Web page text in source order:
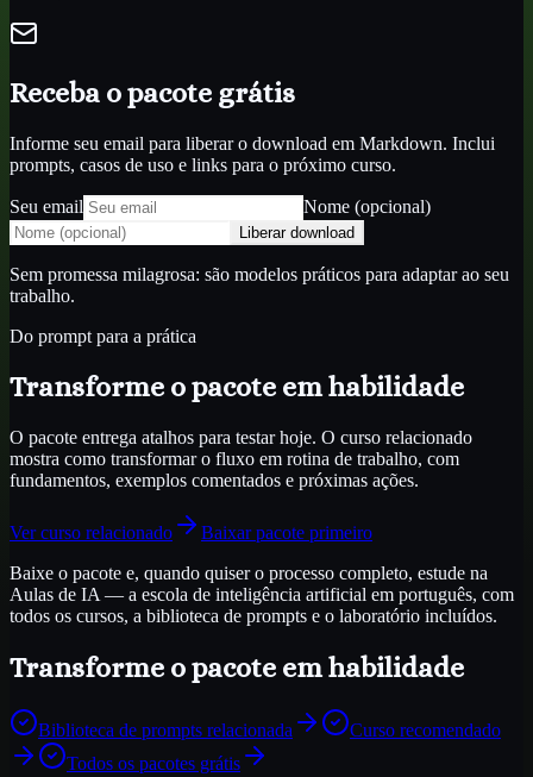
Receba o pacote grátis
Informe seu email para liberar o download em Markdown. Inclui
prompts, casos de uso e links para o próximo curso.
Seu email Nome (opcional)
Liberar download
Sem promessa milagrosa: são modelos práticos para adaptar ao seu
trabalho.
Do prompt para a prática
Transforme o pacote em habilidade
O pacote entrega atalhos para testar hoje. O curso relacionado
mostra como transformar o fluxo em rotina de trabalho, com
fundamentos, exemplos comentados e próximas ações.
Ver curso relacionado
Baixar pacote primeiro
Baixe o pacote e, quando quiser o processo completo, estude na
Aulas de IA — a escola de inteligência artificial em português, com
todos os cursos, a biblioteca de prompts e o laboratório incluídos.
Transforme o pacote em habilidade
Biblioteca de prompts relacionada
Curso recomendado
Todos os pacotes grátis